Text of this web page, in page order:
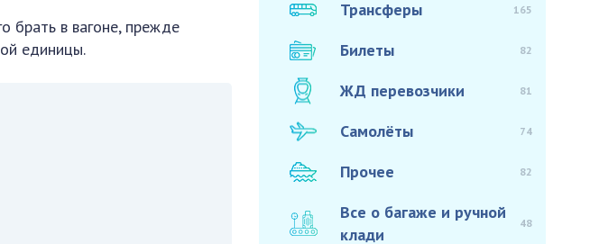
брать в вагоне, прежде
единицы.
Трансферы 165
Билеты 82
ЖД перевозчики 81
Самолёты 74
Прочее 82
Все о багаже и ручной
клади
48